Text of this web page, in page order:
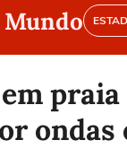
Mundo
praia